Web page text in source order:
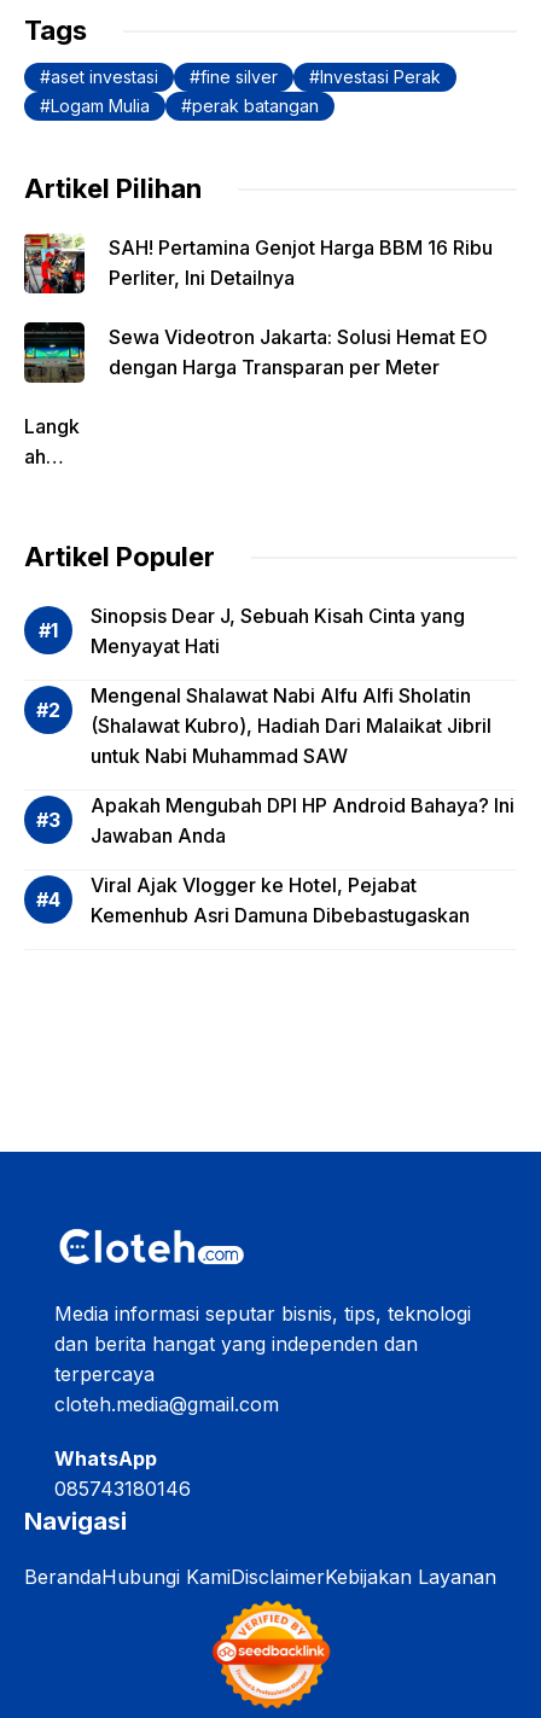
o
o
k
p k
Tags
aset investasi fine silver
Investasi Perak
Logam Mulia
perak batangan
Artikel Pilihan
SAH! Pertamina Genjot Harga BBM 16 Ribu
Perliter, Ini Detailnya
Sewa Videotron Jakarta: Solusi Hemat EO
dengan Harga Transparan per Meter
Langk
ah
dalam
si
Risiko
asi
Reksa
Saja?
Artikel Populer
Sinopsis Dear J, Sebuah Kisah Cinta yang
Menyayat Hati
Mengenal Shalawat Nabi Alfu Alfi Sholatin
(Shalawat Kubro), Hadiah Dari Malaikat Jibril
untuk Nabi Muhammad SAW
Apakah Mengubah DPI HP Android Bahaya? Ini
Jawaban Anda
Viral Ajak Vlogger ke Hotel, Pejabat
Kemenhub Asri Damuna Dibebastugaskan
Media informasi seputar bisnis, tips, teknologi
dan berita hangat yang independen dan
terpercaya
cloteh.media@gmail.com
WhatsApp
085743180146
Navigasi
BerandaHubungi KamiDisclaimerKebijakan Layanan